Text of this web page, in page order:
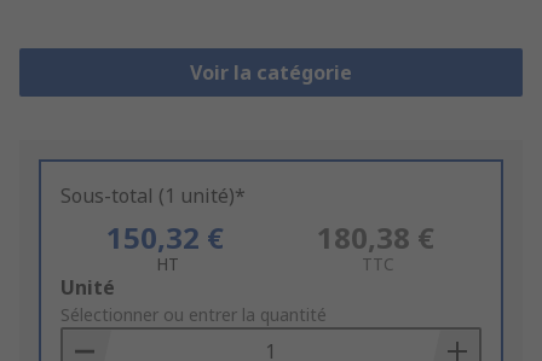
Voir la catégorie
Sous-total (1 unité)*
150,32 €
HT
180,38 €
TTC
Add
to
Basket
Unité
Sélectionner ou entrer la quantité